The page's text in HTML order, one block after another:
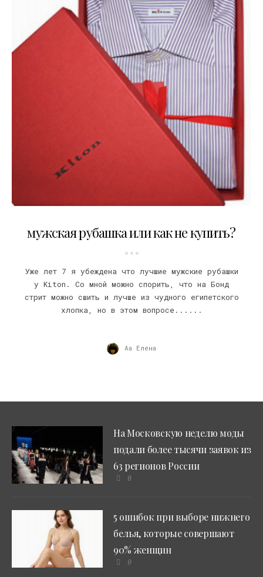
мужская рубашка или как не купить?
Уже лет 7 я убеждена что лучшие мужские рубашки
у Kiton. Со мной можно спорить, что на Бонд
стрит можно сшить и лучше из чудного египетского
хлопка, но в этом вопросе......
Аа Елена
На Московскую неделю моды
подали более тысячи заявок из
63 регионов России
0
5 ошибок при выборе нижнего
белья, которые совершают
90% женщин
0